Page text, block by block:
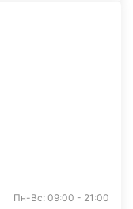
Пн-Вс: 09:00 - 21:00